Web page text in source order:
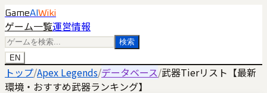
GameAI Wiki
ゲーム一覧運営情報
検索
EN
トップ/Apex Legends/データベース/武器Tierリスト【最新
環境・おすすめ武器ランキング】